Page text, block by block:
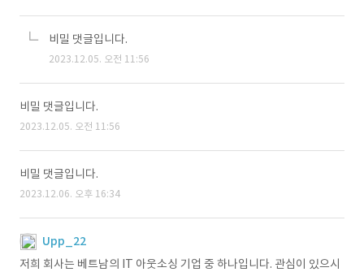
비밀 댓글입니다.
2023.12.05. 오전 11:56
비밀 댓글입니다.
2023.12.05. 오전 11:56
비밀 댓글입니다.
2023.12.06. 오후 16:34
Upp_22
저희 회사는 베트남의 IT 아웃소싱 기업 중 하나입니다. 관심이 있으시